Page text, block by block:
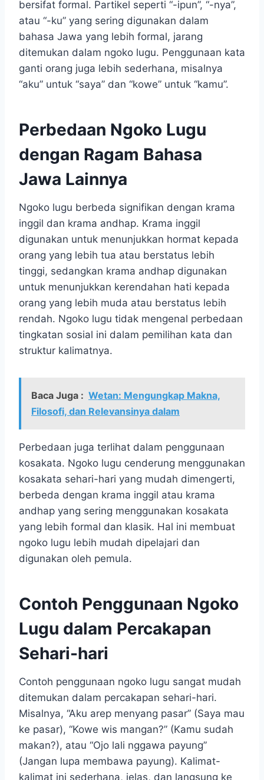
bersifat formal. Partikel seperti “-ipun”, “-nya”,
atau “-ku” yang sering digunakan dalam
bahasa Jawa yang lebih formal, jarang
ditemukan dalam ngoko lugu. Penggunaan kata
ganti orang juga lebih sederhana, misalnya
“aku” untuk “saya” dan “kowe” untuk “kamu”.
Perbedaan Ngoko Lugu
dengan Ragam Bahasa
Jawa Lainnya
Ngoko lugu berbeda signifikan dengan krama
inggil dan krama andhap. Krama inggil
digunakan untuk menunjukkan hormat kepada
orang yang lebih tua atau berstatus lebih
tinggi, sedangkan krama andhap digunakan
untuk menunjukkan kerendahan hati kepada
orang yang lebih muda atau berstatus lebih
rendah. Ngoko lugu tidak mengenal perbedaan
tingkatan sosial ini dalam pemilihan kata dan
struktur kalimatnya.
Baca Juga : Wetan: Mengungkap Makna,
Filosofi, dan Relevansinya dalam
Perbedaan juga terlihat dalam penggunaan
kosakata. Ngoko lugu cenderung menggunakan
kosakata sehari-hari yang mudah dimengerti,
berbeda dengan krama inggil atau krama
andhap yang sering menggunakan kosakata
yang lebih formal dan klasik. Hal ini membuat
ngoko lugu lebih mudah dipelajari dan
digunakan oleh pemula.
Contoh Penggunaan Ngoko
Lugu dalam Percakapan
Sehari-hari
Contoh penggunaan ngoko lugu sangat mudah
ditemukan dalam percakapan sehari-hari.
Misalnya, “Aku arep menyang pasar” (Saya mau
ke pasar), “Kowe wis mangan?” (Kamu sudah
makan?), atau “Ojo lali nggawa payung”
(Jangan lupa membawa payung). Kalimat-
kalimat ini sederhana, jelas, dan langsung ke